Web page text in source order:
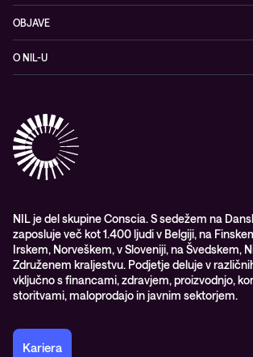
Omrežje
Hibridni oblak
Izobraževanje
Upravljane IT storitve in podpora
Opazljivost
OBJAVE
Blogi
Videi
Vodiči
O NIL-U
Partnerji
Nagrade & priznanja industrije
WORK@NIL
Študenti
Trajnost in družbena odgovornost
NIL je del skupine Conscia. S sedežem na
zaposluje več kot 1.400 ljudi v Belgiji, na
Irskem, Norveškem, v Sloveniji, na Švedskem,
Združenem kraljestvu. Podjetje deluje v
vključno s financami, zdravjem, proizvodnjo,
storitvami, maloprodajo in javnim sektorjem.
Kariera